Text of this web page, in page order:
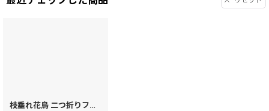
枝垂れ花鳥 二つ折りファスナーミニ財布［t］